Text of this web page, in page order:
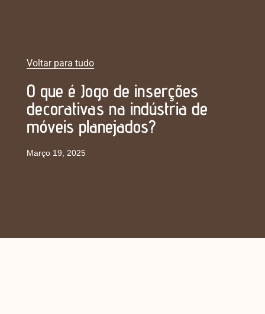
Voltar para tudo
O que é Jogo de inserções
decorativas na indústria de
móveis planejados?
Março 19, 2025